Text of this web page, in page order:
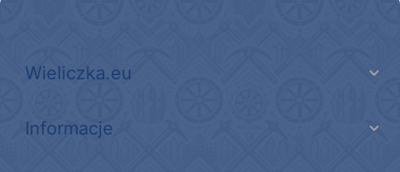
Wieliczka.eu
Informacje